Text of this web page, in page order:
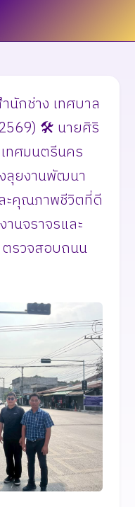
นักช่าง เทศบาล
🛠️ นายศิริ
ทศมนตรีนคร
ลุยงานพัฒนา
ะคุณภาพชีวิตที่ดี
นจราจรและ
รวจสอบถนน